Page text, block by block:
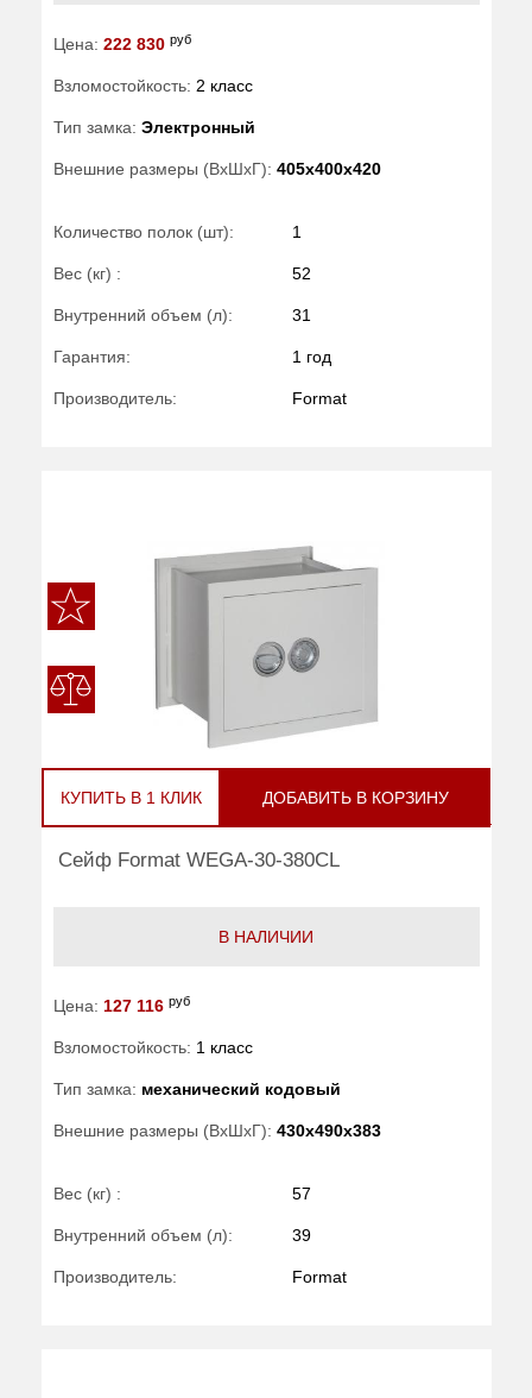
Цена: 222 830 руб
Взломостойкость: 2 класс
Тип замка: Электронный
Внешние размеры (ВхШхГ): 405x400x420
Количество полок (шт): 1
Вес (кг) : 52
Внутренний объем (л): 31
Гарантия: 1 год
Производитель: Format
КУПИТЬ В 1 КЛИК ДОБАВИТЬ В КОРЗИНУ
Сейф Format WEGA-30-380CL
В НАЛИЧИИ
Цена: 127 116 руб
Взломостойкость: 1 класс
Тип замка: механический кодовый
Внешние размеры (ВхШхГ): 430x490x383
Вес (кг) : 57
Внутренний объем (л): 39
Производитель: Format